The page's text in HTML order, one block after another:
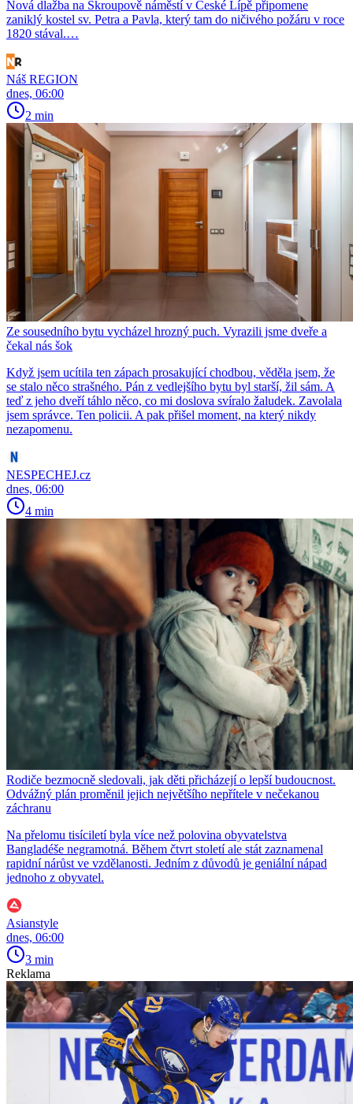
Nová dlažba na Škroupově náměstí v České Lípě připomene
zaniklý kostel sv. Petra a Pavla, který tam do ničivého požáru v roce
1820 stával.…
Náš REGION
dnes, 06:00
2 min
Ze sousedního bytu vycházel hrozný puch. Vyrazili jsme dveře a
čekal nás šok
Když jsem ucítila ten zápach prosakující chodbou, věděla jsem, že
se stalo něco strašného. Pán z vedlejšího bytu byl starší, žil sám. A
teď z jeho dveří táhlo něco, co mi doslova svíralo žaludek. Zavolala
jsem správce. Ten policii. A pak přišel moment, na který nikdy
nezapomenu.
NESPECHEJ.cz
dnes, 06:00
4 min
Rodiče bezmocně sledovali, jak děti přicházejí o lepší budoucnost.
Odvážný plán proměnil jejich největšího nepřítele v nečekanou
záchranu
Na přelomu tisíciletí byla více než polovina obyvatelstva
Bangladéše negramotná. Během čtvrt století ale stát zaznamenal
rapidní nárůst ve vzdělanosti. Jedním z důvodů je geniální nápad
jednoho z obyvatel.
Asianstyle
dnes, 06:00
3 min
Reklama